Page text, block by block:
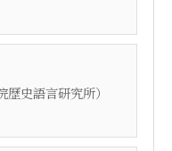
史語言研究所）